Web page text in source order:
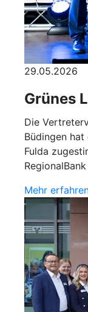
29.05.2026
Grünes
Die
Büdingen hat
Fulda
Mehr